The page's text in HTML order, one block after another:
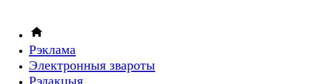
Рэклама
Электронныя звароты
Рэдакцыя